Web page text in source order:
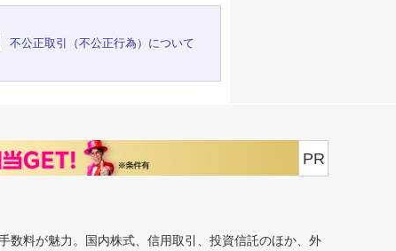
不公正取引（不公正行為）について
PR
数料が魅力。国内株式、信用取引、投資信託のほか、外